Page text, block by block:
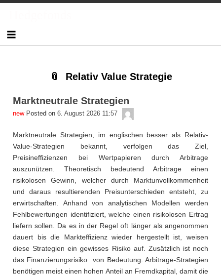
Relativ Value Strategie
Marktneutrale Strategien
Posted on 6. August 2026 11:57
Marktneutrale Strategien, im englischen besser als Relativ-
Value-Strategien bekannt, verfolgen das Ziel,
Preisineffizienzen bei Wertpapieren durch Arbitrage
auszunützen. Theoretisch bedeutend Arbitrage einen
risikolosen Gewinn, welcher durch Marktunvollkommenheit
und daraus resultierenden Preisunterschieden entsteht, zu
erwirtschaften. Anhand von analytischen Modellen werden
Fehlbewertungen identifiziert, welche einen risikolosen Ertrag
liefern sollen. Da es in der Regel oft länger als angenommen
dauert bis die Markteffizienz wieder hergestellt ist, weisen
diese Strategien ein gewisses Risiko auf. Zusätzlich ist noch
das Finanzierungsrisiko von Bedeutung. Arbitrage-Strategien
benötigen meist einen hohen Anteil an Fremdkapital, damit die